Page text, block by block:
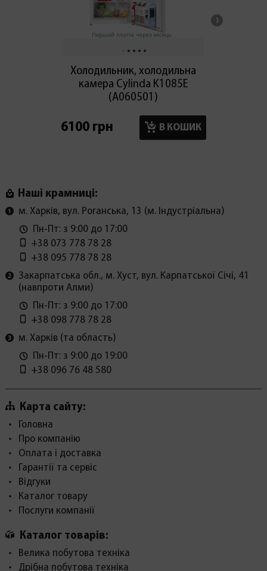
Холодильник, холодильна
камера Cylinda K1085E
(А060501)
6100 грн В КОШИК
Наші крамниці:
м. Харків, вул. Роганська, 13 (м. Індустріальна)
Пн-Пт: з 9:00 до 17:00
+38 073 778 78 28
+38 095 778 78 28
Закарпатська обл., м. Хуст, вул. Карпатської Січі, 41
(навпроти Алми)
Пн-Пт: з 9:00 до 17:00
+38 098 778 78 28
м. Харків (та область)
Пн-Пт: з 9:00 до 19:00
+38 096 76 48 580
Карта сайту:
Головна
Про компанію
Оплата і доставка
Гарантії та сервіс
Відгуки
Каталог товару
Послуги компанії
Каталог товарів:
Велика побутова техніка
Дрібна побутова техніка